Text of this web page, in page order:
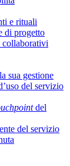
e rituali
di progetto
collaborativi
sua gestione
del servizio
del
del servizio